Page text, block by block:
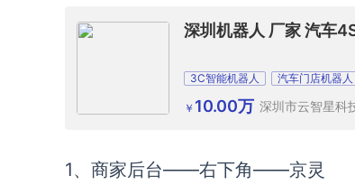
深圳机器人 厂家 汽车
3C智能机器人 汽车门店机器人
￥ 10.00万 深圳市云智星科
1、商家后台——右下角——京灵